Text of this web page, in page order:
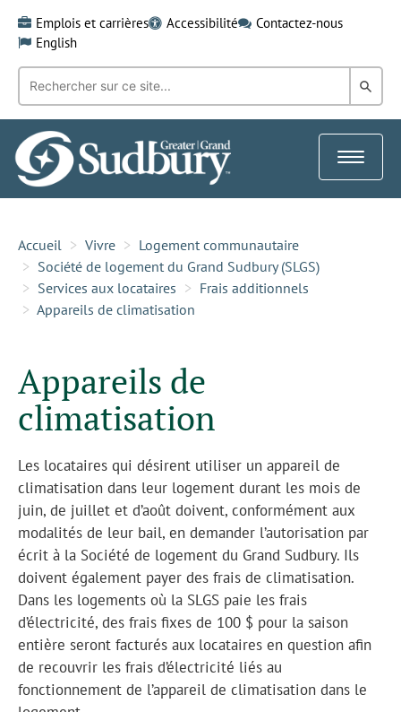
content
Emplois et carrières Accessibilité
Contactez-nous
English
Recherche
mot-
clé:
dans
Toggle
Accueil Vivre
Logement communautaire
Société de logement du Grand Sudbury (SLGS)
Services aux locataires
Frais additionnels
Appareils de climatisation
Appareils de
climatisation
Les locataires qui désirent utiliser un appareil de
climatisation dans leur logement durant les mois de
juin, de juillet et d’août doivent, conformément aux
modalités de leur bail, en demander l’autorisation par
écrit à la Société de logement du Grand Sudbury. Ils
doivent également payer des frais de climatisation.
Dans les logements où la SLGS paie les frais
d’électricité, des frais fixes de 100 $ pour la saison
entière seront facturés aux locataires en question afin
de recouvrir les frais d’électricité liés au
fonctionnement de l’appareil de climatisation dans le